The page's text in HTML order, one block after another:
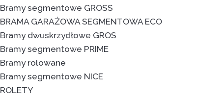
Bramy segmentowe GROSS
BRAMA GARAŻOWA SEGMENTOWA ECO
Bramy dwuskrzydłowe GROS
Bramy segmentowe PRIME
Bramy rolowane
Bramy segmentowe NICE
ROLETY